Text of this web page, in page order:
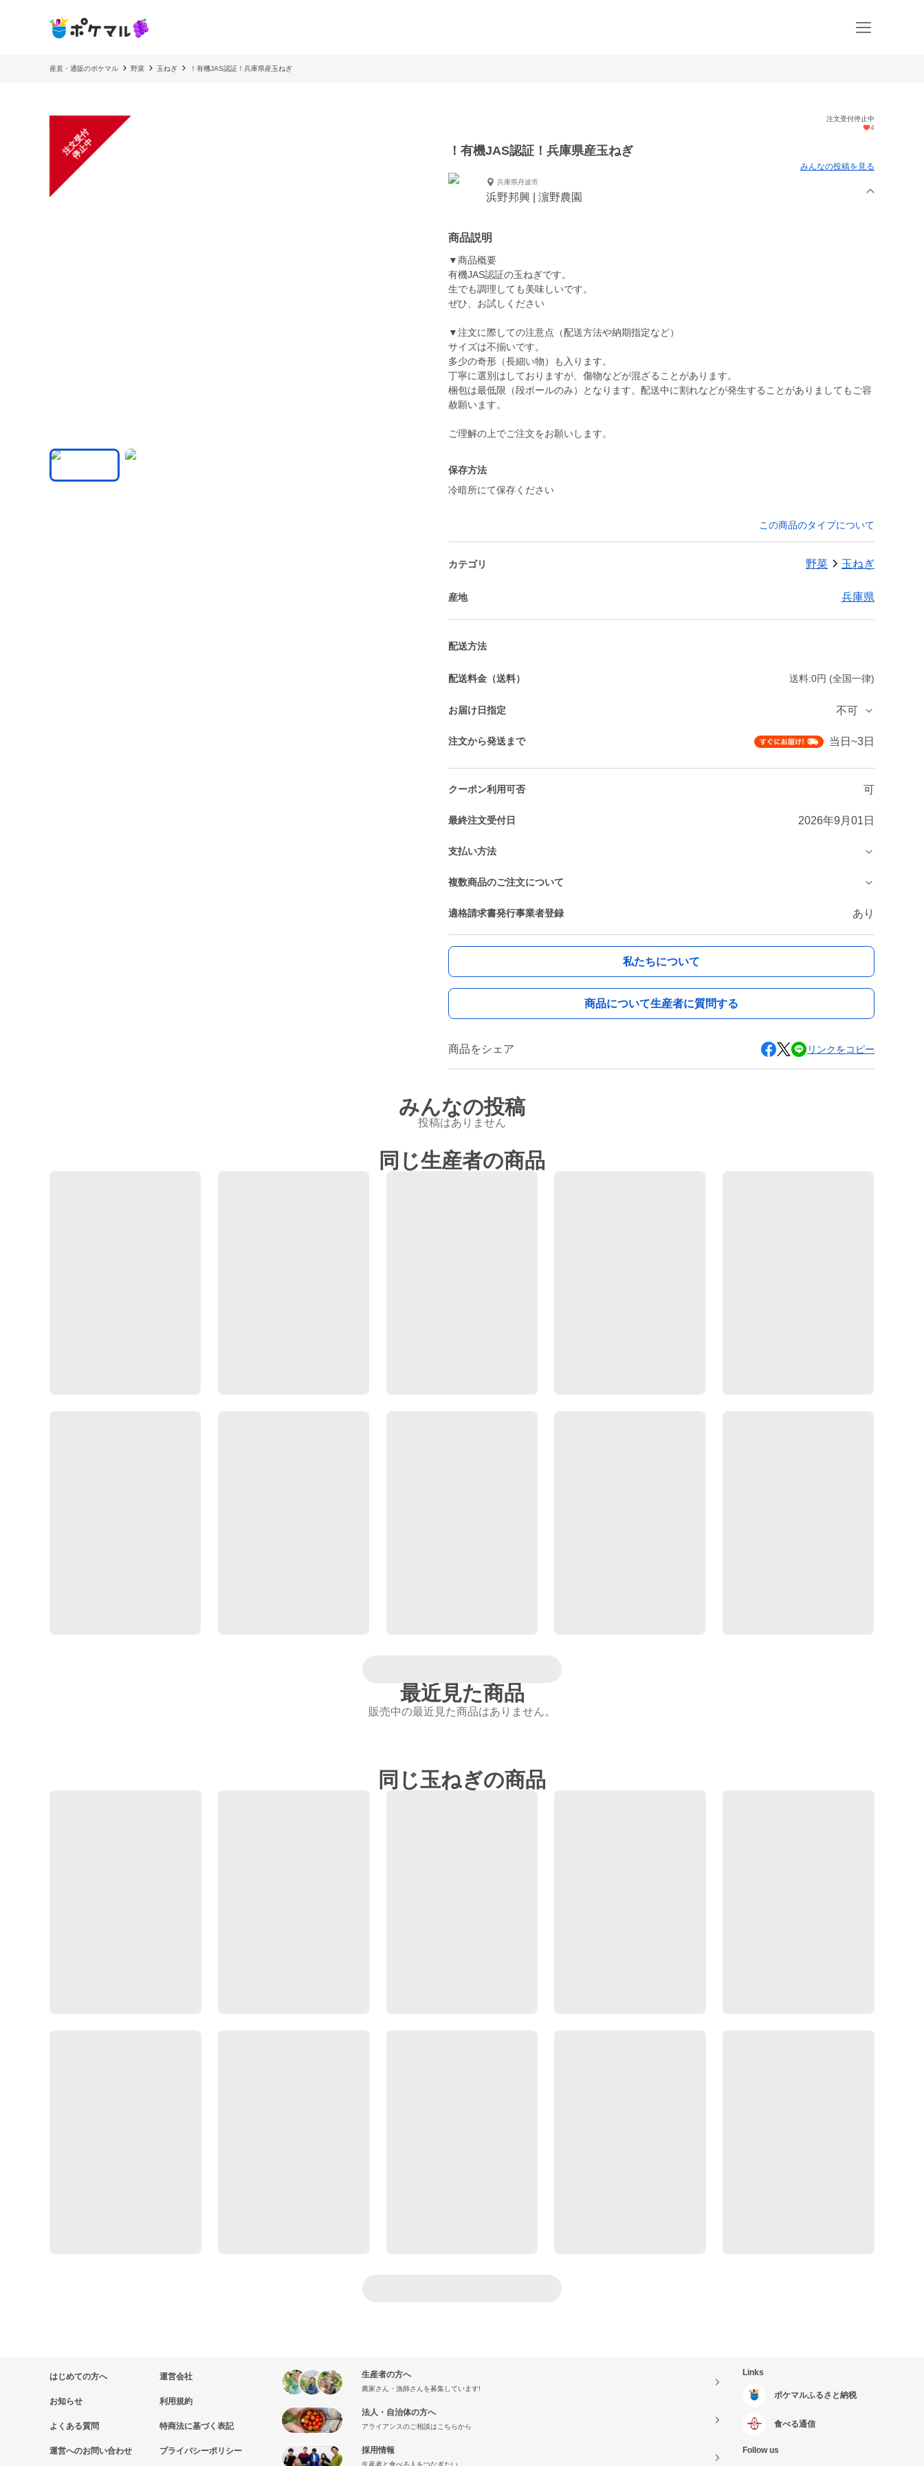
産直・通販のポケマル 野菜 玉ねぎ ！有機JAS認証！兵庫県産玉ねぎ
注
文
受
付
停
止
中
注文受付停止中
4
！有機JAS認証！兵庫県産玉ねぎ
みんなの投稿を見る
兵庫県丹波市
浜野邦興 | 濵野農園
商品説明
▼商品概要
有機JAS認証の玉ねぎです。
生でも調理しても美味しいです。
ぜひ、お試しください
▼注文に際しての注意点（配送方法や納期指定など）
サイズは不揃いです。
多少の奇形（長細い物）も入ります。
丁寧に選別はしておりますが、傷物などが混ざることがあります。
梱包は最低限（段ボールのみ）となります。配送中に割れなどが発生することがありましてもご容
赦願います。
ご理解の上でご注文をお願いします。
保存方法
冷暗所にて保存ください
この商品のタイプについて
カテゴリ 野菜 玉ねぎ
産地 兵庫県
配送方法
配送料金（送料） 送料:0円 (全国一律)
お届け日指定 不可
注文から発送まで 当日~3日
クーポン利用可否 可
最終注文受付日 2026年9月01日
支払い方法
複数商品のご注文について
適格請求書発行事業者登録 あり
私たちについて
商品について生産者に質問する
商品をシェア リンクをコピー
みんなの投稿
投稿はありません
同じ生産者の商品
最近見た商品
販売中の最近見た商品はありません。
同じ玉ねぎの商品
はじめての方へ
お知らせ
よくある質問
運営へのお問い合わせ
運営会社
利用規約
特商法に基づく表記
プライバシーポリシー
生産者の方へ
農家さん・漁師さんを募集しています!
法人・自治体の方へ
アライアンスのご相談はこちらから
採用情報
生産者と食べる人をつなぎたい
Links
ポケマルふるさと納税
食べる通信
Follow us